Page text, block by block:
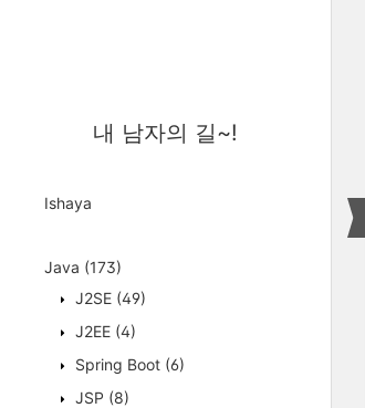
내 남자의 길~!
Ishaya
Java (173)
J2SE (49)
J2EE (4)
Spring Boot (6)
JSP (8)